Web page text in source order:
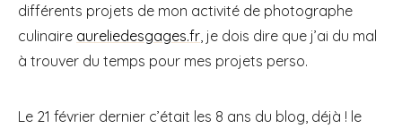
différents projets de mon activité de photographe
culinaire aureliedesgages.fr , je dois dire que j’ai du mal
à trouver du temps pour mes projets perso.
Le 21 février dernier c’était les 8 ans du blog, déjà ! le